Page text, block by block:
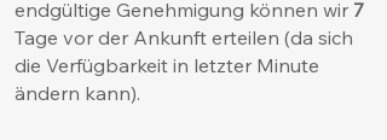
endgültige Genehmigung können wir 7
Tage vor der Ankunft erteilen (da sich
die Verfügbarkeit in letzter Minute
ändern kann).